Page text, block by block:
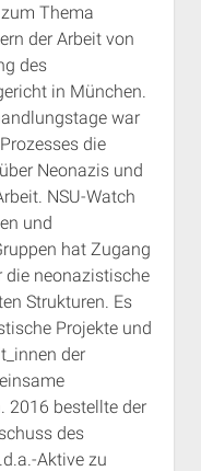
Thema
der Arbeit von
des
in München.
war
die
Neonazis und
NSU-Watch
und
hat Zugang
die neonazistische
Strukturen. Es
Projekte und
der
2016 bestellte der
des
Aktive zu